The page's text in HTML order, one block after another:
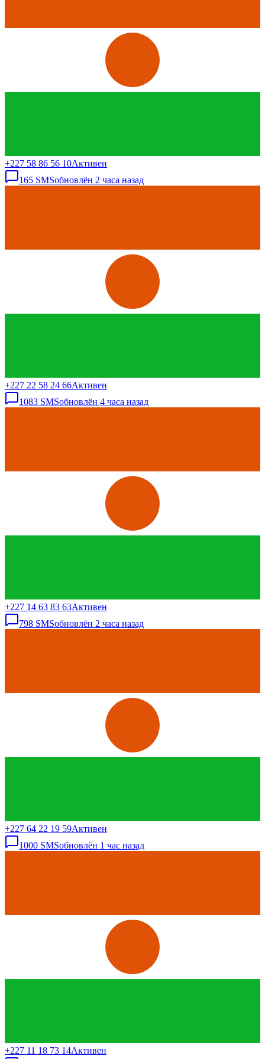
+227 58 86 56 10Активен
165 SMSобновлён 2 часа назад
+227 22 58 24 66Активен
1083 SMSобновлён 4 часа назад
+227 14 63 83 63Активен
798 SMSобновлён 2 часа назад
+227 64 22 19 59Активен
1000 SMSобновлён 1 час назад
+227 11 18 73 14Активен